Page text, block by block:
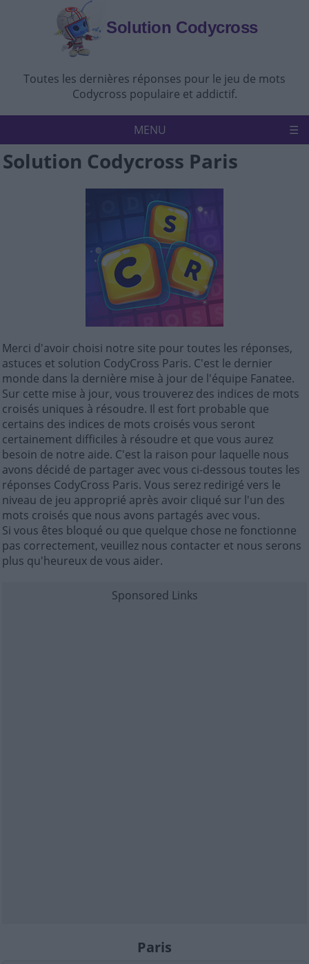
Solution Codycross
Toutes les dernières réponses pour le jeu de mots
Codycross populaire et addictif.
MENU
Accueil Politique de confidentialité
Solution Codycross Paris
Merci d'avoir choisi notre site pour toutes les réponses,
astuces et solution CodyCross Paris. C'est le dernier
monde dans la dernière mise à jour de l'équipe Fanatee.
Sur cette mise à jour, vous trouverez des indices de mots
croisés uniques à résoudre. Il est fort probable que
certains des indices de mots croisés vous seront
certainement difficiles à résoudre et que vous aurez
besoin de notre aide. C'est la raison pour laquelle nous
avons décidé de partager avec vous ci-dessous toutes les
réponses CodyCross Paris. Vous serez redirigé vers le
niveau de jeu approprié après avoir cliqué sur l'un des
mots croisés que nous avons partagés avec vous.
Si vous êtes bloqué ou que quelque chose ne fonctionne
pas correctement, veuillez nous contacter et nous serons
plus qu'heureux de vous aider.
Sponsored Links
Paris